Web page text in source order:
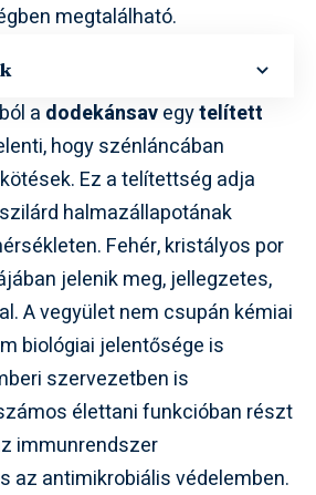
megtalálható.
a dodekánsavegytelített
hogy szénláncában
Ez a telítettség adja
halmazállapotának
Fehér, kristályos por
jelenik meg, jellegzetes,
A vegyület nem csupán kémiai
biológiai jelentősége is
szervezetben is
élettani funkcióban részt
immunrendszer
az antimikrobiális védelemben.